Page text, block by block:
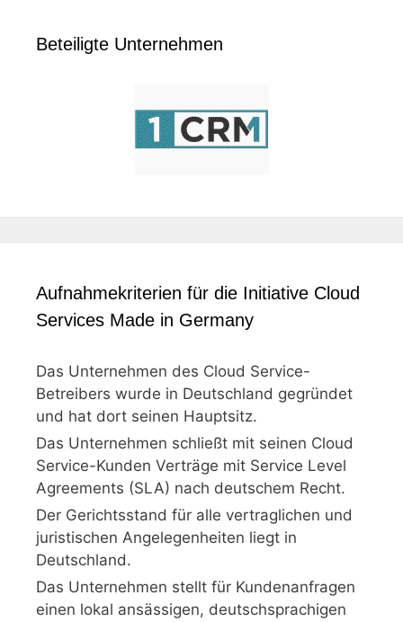
Beteiligte Unternehmen
Aufnahmekriterien für die Initiative Cloud
Services Made in Germany
Das Unternehmen des Cloud Service-
Betreibers wurde in Deutschland gegründet
und hat dort seinen Hauptsitz.
Das Unternehmen schließt mit seinen Cloud
Service-Kunden Verträge mit Service Level
Agreements (SLA) nach deutschem Recht.
Der Gerichtsstand für alle vertraglichen und
juristischen Angelegenheiten liegt in
Deutschland.
Das Unternehmen stellt für Kundenanfragen
einen lokal ansässigen, deutschsprachigen